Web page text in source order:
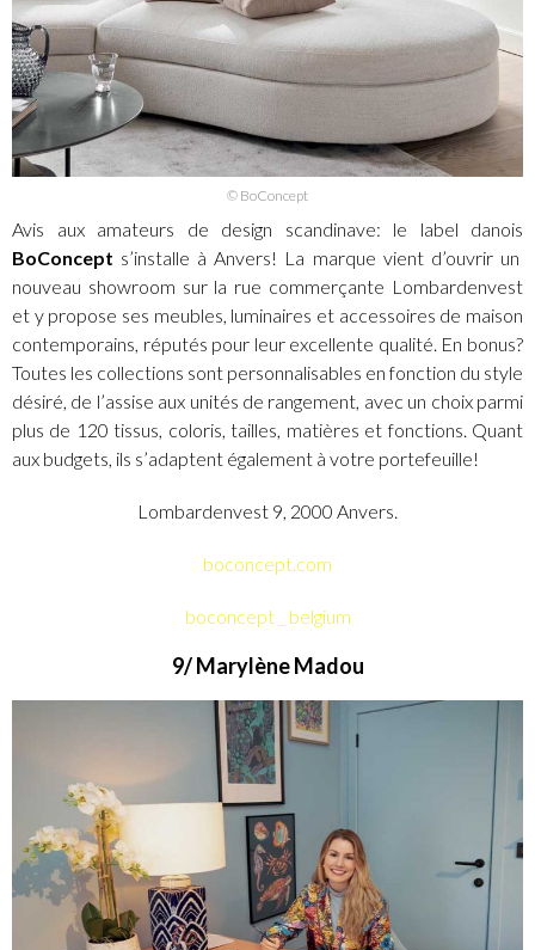
© BoConcept
Avis aux amateurs de design scandinave: le label danois
BoConcept s’installe à Anvers! La marque vient d’ouvrir un
nouveau showroom sur la rue commerçante Lombardenvest
et y propose ses meubles, luminaires et accessoires de maison
contemporains, réputés pour leur excellente qualité. En bonus?
Toutes les collections sont personnalisables en fonction du style
désiré, de l’assise aux unités de rangement, avec un choix parmi
plus de 120 tissus, coloris, tailles, matières et fonctions. Quant
aux budgets, ils s’adaptent également à votre portefeuille!
Lombardenvest 9, 2000 Anvers.
boconcept.com
boconcept _ belgium
9/ Marylène Madou